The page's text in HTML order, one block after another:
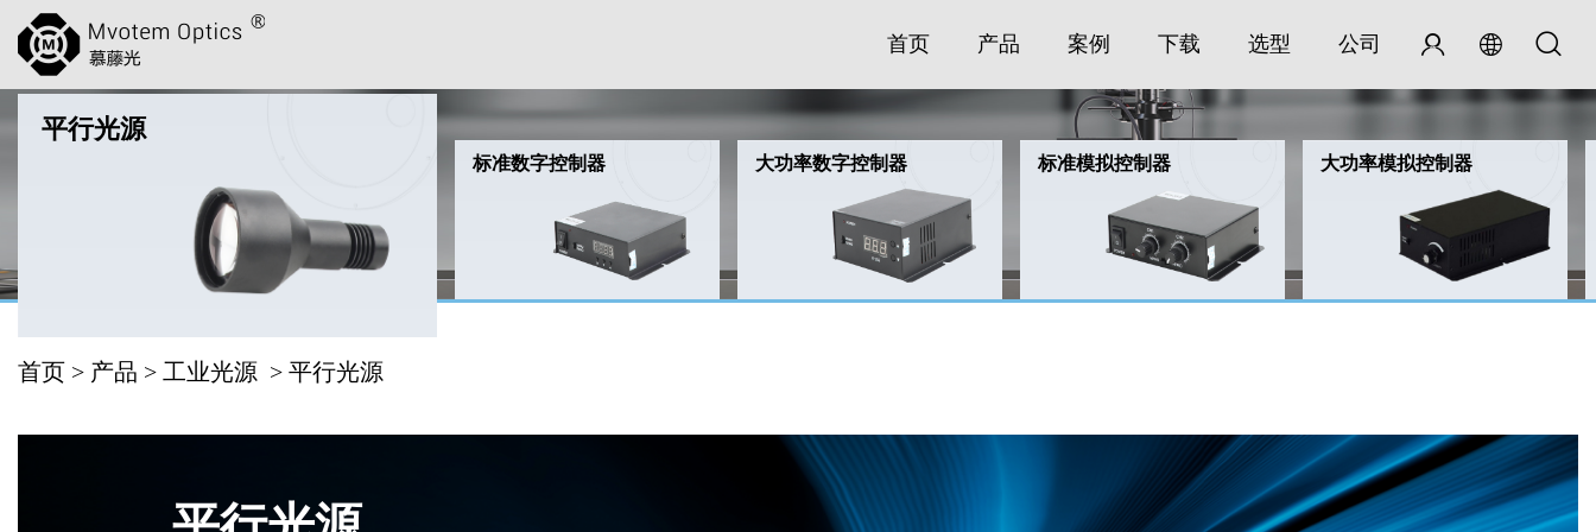
首页 产品 案例 下载 选型 公司
平行光源
标准数字控制器 大功率数字控制器 标准模拟控制器 大功率模拟控制器
首页 > 产品 > 工业光源 > 平行光源